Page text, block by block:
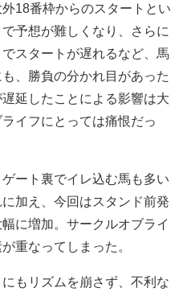
18番枠からのスタートとい
予想が難しくなり、さらに
スタートが遅れるなど、馬
、勝負の分かれ目があった
延したことによる影響は大
イフにとっては痛恨だっ
ート裏でイレ込む馬も多い
加え、今回はスタンド前発
に増加。サークルオブライ
重なってしまった。
もリズムを崩さず、不利な